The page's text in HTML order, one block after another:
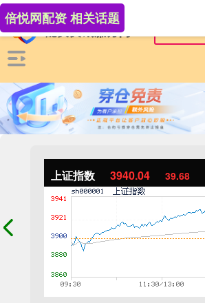
上证指数 3940.04 39.68
倍悦网配资 相关话题